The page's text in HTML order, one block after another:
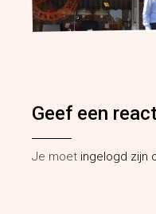
Geef een
Je moet ingelogd zijn